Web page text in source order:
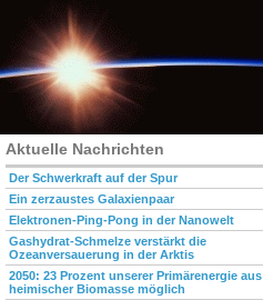
Aktuelle Nachrichten
Der Schwerkraft auf der Spur
Ein zerzaustes Galaxienpaar
Elektronen-Ping-Pong in der Nanowelt
Gashydrat-Schmelze verstärkt die
Ozeanversauerung in der Arktis
2050: 23 Prozent unserer Primärenergie aus
heimischer Biomasse möglich